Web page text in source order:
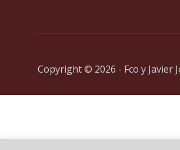
Copyright © 2026 - Fco y Javier